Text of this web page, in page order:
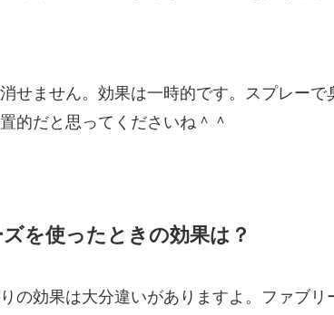
せません。効果は一時的です。スプレー
的だと思ってくださいね＾＾
を使ったときの効果は？
の効果は大分違いがありますよ。ファブ